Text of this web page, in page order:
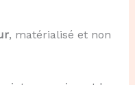
, matérialisé et non